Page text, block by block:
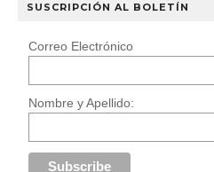
SUSCRIPCIÓN AL BOLETÍN
Correo Electrónico
Nombre y Apellido: